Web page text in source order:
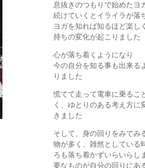
息抜きのつもりで始めたヨ
続けていくとイライラが落
ヨガを知れば知るほど楽し
持ちの変化が起こりました
心が落ち着くようになり
今の自分を知る事も出来る
りました
慌てて走って電車に乗るこ
く、ゆとりのある考え方に
きました
そして、身の回りをみてみ
物が多く、雑然としている
ろも落ち着かずいらいらし
要なものが自分の回りにあ